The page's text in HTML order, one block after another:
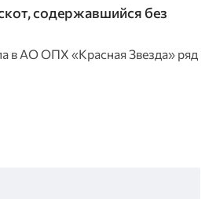
содержавшийся без
в АО ОПХ «Красная Звезда» ряд